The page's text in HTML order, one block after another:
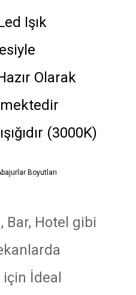
Işık
Olarak
(3000K)
Bar, Hotel gibi
İdeal